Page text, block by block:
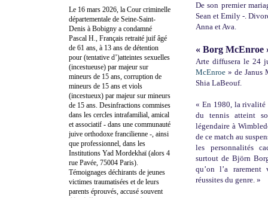
De son premier
Sean et Emily -.
Anna et Ava.
« Borg McEnroe
Arte diffusera le 24
McEnroe » de Janus
Shia LaBeouf.
« En 1980, la rivalité
du tennis atteint
légendaire à
de ce match au
les personnalités
surtout de Björn
qu’on l’a
réussites du genre. »
Le 16 mars 2026, la Cour criminelle
départementale de Seine-Saint-
Denis à Bobigny a condamné
Pascal H., Français retraité juif âgé
de 61 ans, à 13 ans de détention
pour (tentative d’)atteintes sexuelles
(incestueuse) par majeur sur
mineurs de 15 ans, corruption de
mineurs de 15 ans et viols
(incestueux) par majeur sur mineurs
de 15 ans. Desinfractions commises
dans les cercles intrafamilial, amical
et associatif - dans une communauté
juive orthodoxe francilienne -, ainsi
que professionnel, dans les
Institutions Yad Mordekhaï (alors 4
rue Pavée, 75004 Paris).
Témoignages déchirants de jeunes
victimes traumatisées et de leurs
parents éprouvés, accusé souvent